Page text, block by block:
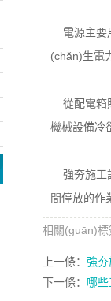
電源主要
(chǎn)生電
從配電箱
機械設備冷
強夯施工
間停放的作
相關(guān)標
上一條： 強夯
下一條： 哪